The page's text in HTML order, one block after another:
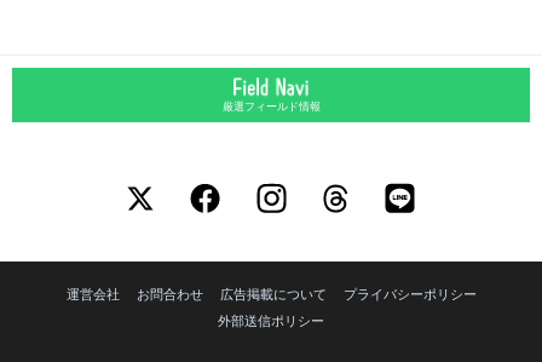
厳選フィールド情報
運営会社 お問合わせ 広告掲載について
プライバシーポリシー
外部送信ポリシー